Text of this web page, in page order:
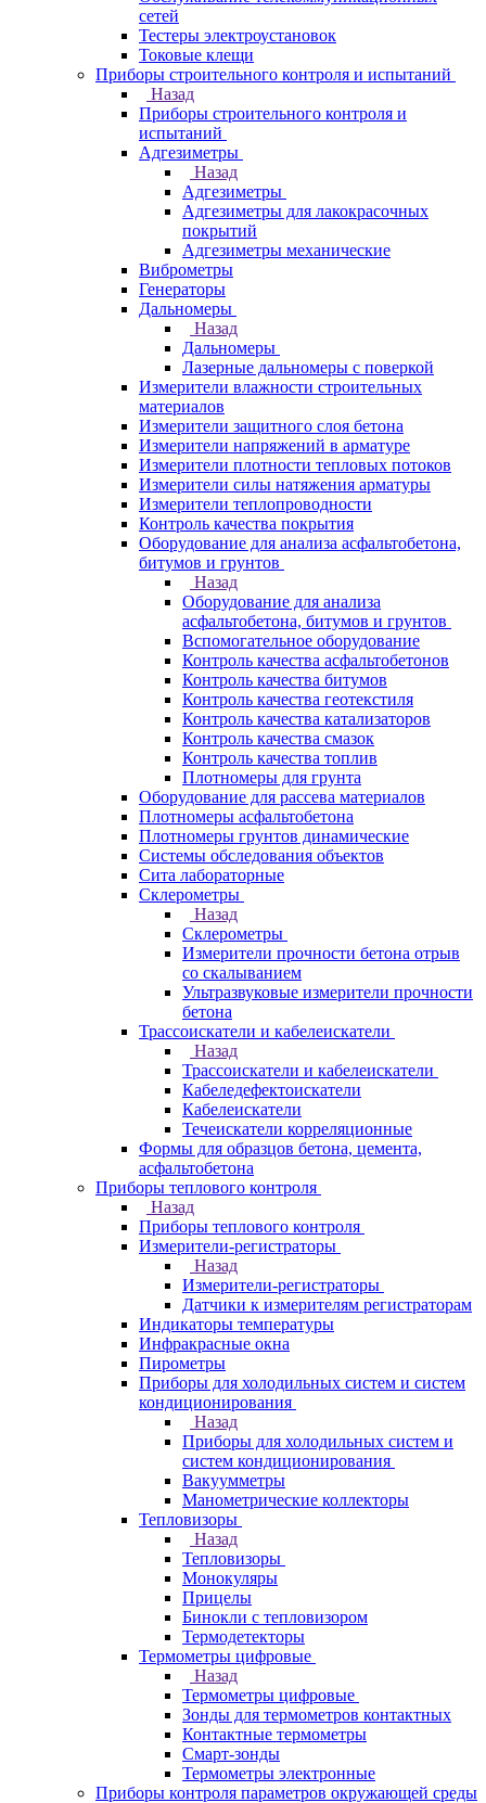
сетей
Тестеры электроустановок
Токовые клещи
Приборы строительного контроля и испытаний
Назад
Приборы строительного контроля и
испытаний
Адгезиметры
Назад
Адгезиметры
Адгезиметры для лакокрасочных
покрытий
Адгезиметры механические
Виброметры
Генераторы
Дальномеры
Назад
Дальномеры
Лазерные дальномеры с поверкой
Измерители влажности строительных
материалов
Измерители защитного слоя бетона
Измерители напряжений в арматуре
Измерители плотности тепловых потоков
Измерители силы натяжения арматуры
Измерители теплопроводности
Контроль качества покрытия
Оборудование для анализа асфальтобетона,
битумов и грунтов
Назад
Оборудование для анализа
асфальтобетона, битумов и грунтов
Вспомогательное оборудование
Контроль качества асфальтобетонов
Контроль качества битумов
Контроль качества геотекстиля
Контроль качества катализаторов
Контроль качества смазок
Контроль качества топлив
Плотномеры для грунта
Оборудование для рассева материалов
Плотномеры асфальтобетона
Плотномеры грунтов динамические
Системы обследования объектов
Сита лабораторные
Склерометры
Назад
Склерометры
Измерители прочности бетона отрыв
со скалыванием
Ультразвуковые измерители прочности
бетона
Трассоискатели и кабелеискатели
Назад
Трассоискатели и кабелеискатели
Кабеледефектоискатели
Кабелеискатели
Течеискатели корреляционные
Формы для образцов бетона, цемента,
асфальтобетона
Приборы теплового контроля
Назад
Приборы теплового контроля
Измерители-регистраторы
Назад
Измерители-регистраторы
Датчики к измерителям регистраторам
Индикаторы температуры
Инфракрасные окна
Пирометры
Приборы для холодильных систем и систем
кондиционирования
Назад
Приборы для холодильных систем и
систем кондиционирования
Вакуумметры
Манометрические коллекторы
Тепловизоры
Назад
Тепловизоры
Монокуляры
Прицелы
Бинокли с тепловизором
Термодетекторы
Термометры цифровые
Назад
Термометры цифровые
Зонды для термометров контактных
Контактные термометры
Смарт-зонды
Термометры электронные
Приборы контроля параметров окружающей среды